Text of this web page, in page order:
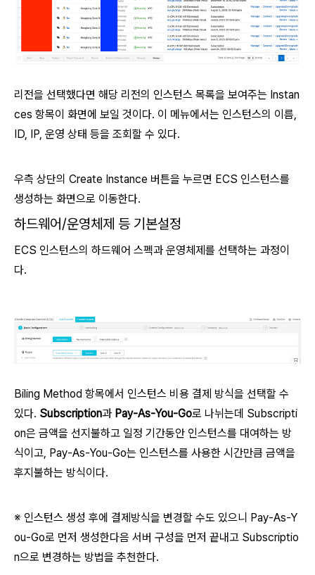
리전을 선택했다면 해당 리전의 인스턴스 목록을 보여주는 Instan
ces 항목이 화면에 보일 것이다. 이 메뉴에서는 인스턴스의 이름,
ID, IP, 운영 상태 등을 조회할 수 있다.
우측 상단의 Create Instance 버튼을 누르면 ECS 인스턴스를
생성하는 화면으로 이동한다.
하드웨어/운영체제 등 기본설정
ECS 인스턴스의 하드웨어 스펙과 운영체제를 선택하는 과정이
다.
Biling Method 항목에서 인스턴스 비용 결제 방식을 선택할 수
있다. Subscription과 Pay-As-You-Go로 나뉘는데 Subscripti
on은 금액을 선지불하고 일정 기간동안 인스턴스를 대여하는 방
식이고, Pay-As-You-Go는 인스턴스를 사용한 시간만큼 금액을
후지불하는 방식이다.
※ 인스턴스 생성 후에 결제방식을 변경할 수도 있으니 Pay-As-Y
ou-Go로 먼저 생성한다음 서버 구성을 먼저 끝내고 Subscriptio
n으로 변경하는 방법을 추천한다.